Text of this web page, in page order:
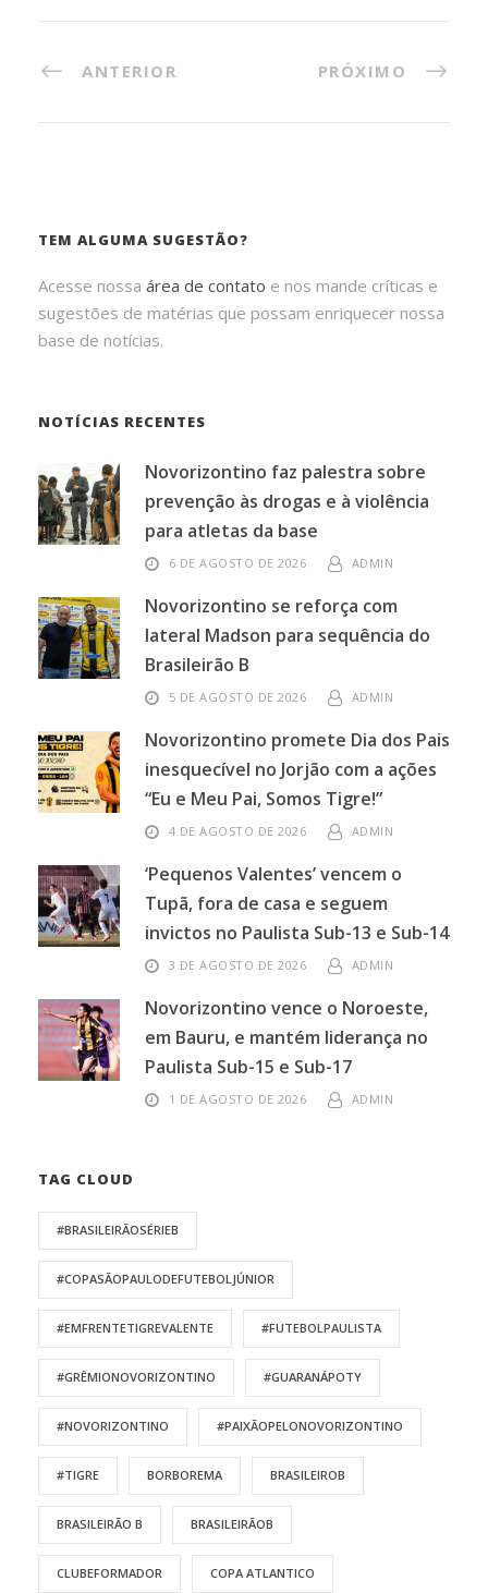
ANTERIOR PRÓXIMO
TEM ALGUMA SUGESTÃO?
Acesse nossa área de contato e nos mande críticas e
sugestões de matérias que possam enriquecer nossa
base de notícias.
NOTÍCIAS RECENTES
Novorizontino faz palestra sobre
prevenção às drogas e à violência
para atletas da base
6 DE AGOSTO DE 2026 ADMIN
Novorizontino se reforça com
lateral Madson para sequência do
Brasileirão B
5 DE AGOSTO DE 2026 ADMIN
Novorizontino promete Dia dos Pais
inesquecível no Jorjão com a ações
“Eu e Meu Pai, Somos Tigre!”
4 DE AGOSTO DE 2026 ADMIN
‘Pequenos Valentes’ vencem o
Tupã, fora de casa e seguem
invictos no Paulista Sub-13 e Sub-14
3 DE AGOSTO DE 2026 ADMIN
Novorizontino vence o Noroeste,
em Bauru, e mantém liderança no
Paulista Sub-15 e Sub-17
1 DE AGOSTO DE 2026 ADMIN
TAG CLOUD
#BRASILEIRÃOSÉRIEB
#COPASÃOPAULODEFUTEBOLJÚNIOR
#EMFRENTETIGREVALENTE #FUTEBOLPAULISTA
#GRÊMIONOVORIZONTINO #GUARANÁPOTY
#NOVORIZONTINO #PAIXÃOPELONOVORIZONTINO
#TIGRE BORBOREMA BRASILEIROB
BRASILEIRÃO B BRASILEIRÃOB
CLUBEFORMADOR COPA ATLANTICO